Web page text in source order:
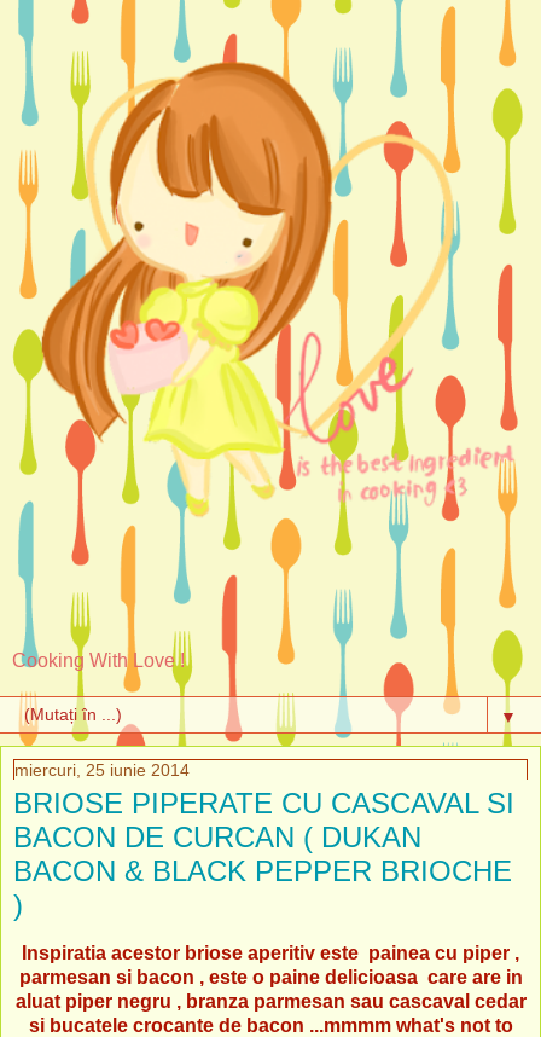
Cooking With Love !
▼
miercuri, 25 iunie 2014
BRIOSE PIPERATE CU CASCAVAL SI
BACON DE CURCAN ( DUKAN
BACON & BLACK PEPPER BRIOCHE
)
Inspiratia acestor briose aperitiv este painea cu piper ,
parmesan si bacon , este o paine delicioasa care are in
aluat piper negru , branza parmesan sau cascaval cedar
si bucatele crocante de bacon ...mmmm what's not to